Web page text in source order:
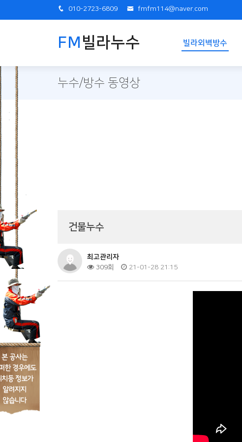
010-2723-6809 fmfm114@naver.com
FM 빌라누수 빌라외벽방수
누수/방수 동영상
건물누수
최고관리자
309회
21-01-28 21:15